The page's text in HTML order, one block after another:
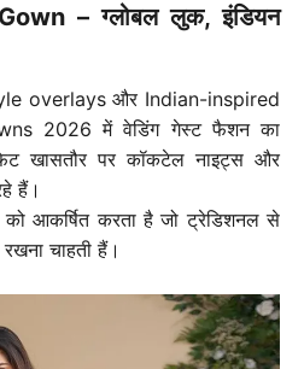
– ग्लोबल लुक, इंडियन
overlays और Indian-inspired
2026 में वेडिंग गेस्ट फैशन का
खासतौर पर कॉकटेल नाइट्स और
हैं।
आकर्षित करता है जो ट्रेडिशनल से
रखना चाहती हैं।